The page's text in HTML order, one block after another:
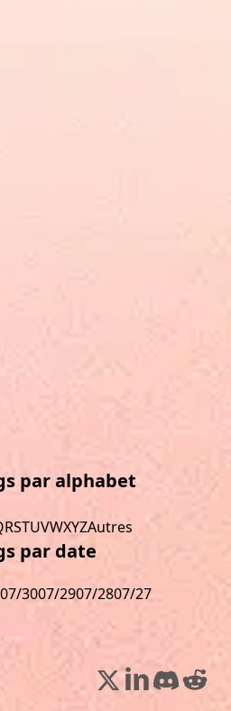
par alphabet
RSTUVWXYZAutres
par date
07/3007/2907/2807/27